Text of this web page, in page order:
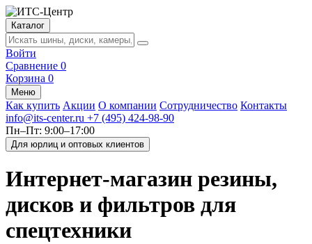
Каталог
Войти
Сравнение 0
Корзина 0
Меню
Как купить Акции О компании Сотрудничество Контакты
info@its-center.ru +7 (495) 424-98-90
Пн–Пт: 9:00–17:00
Для юрлиц и оптовых клиентов
Интернет-магазин резины,
дисков и фильтров для
спецтехники